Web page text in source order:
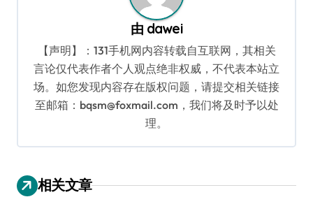
由 dawei
【声明】：131手机网内容转载自互联网，其相关
言论仅代表作者个人观点绝非权威，不代表本站立
场。如您发现内容存在版权问题，请提交相关链接
至邮箱：bqsm@foxmail.com，我们将及时予以处
理。
相关文章